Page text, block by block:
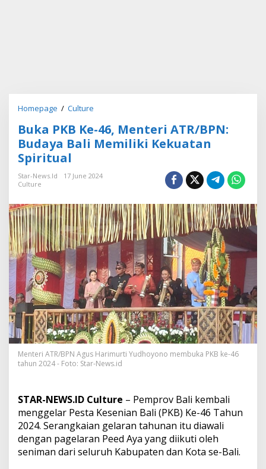
Homepage / Culture
k
a
P
B
-
4
6
,
M
n
t
e
r
i
A
T
R
/
B
:
B
u
d
a
y
Buka PKB Ke-46, Menteri ATR/BPN:
Budaya Bali Memiliki Kekuatan
Spiritual
Star-News.id
17 June 2024
Culture
Menteri ATR/BPN Agus Harimurti Yudhoyono membuka PKB ke-46
tahun 2024 - Foto: Star-News.id
STAR-NEWS.ID Culture – Pemprov Bali kembali
menggelar Pesta Kesenian Bali (PKB) Ke-46 Tahun
2024. Serangkaian gelaran tahunan itu diawali
dengan pagelaran Peed Aya yang diikuti oleh
seniman dari seluruh Kabupaten dan Kota se-Bali.